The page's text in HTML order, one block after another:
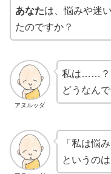
あなたは、悩みや迷
たのですか？
アヌルッダ
私は……？
どうなんで
「私は悩
というの